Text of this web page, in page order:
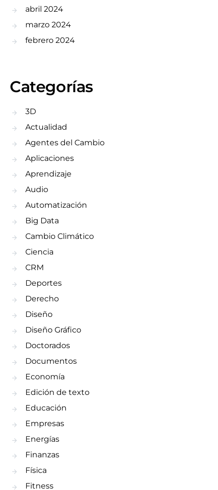
abril 2024
marzo 2024
febrero 2024
Categorías
3D
Actualidad
Agentes del Cambio
Aplicaciones
Aprendizaje
Audio
Automatización
Big Data
Cambio Climático
Ciencia
CRM
Deportes
Derecho
Diseño
Diseño Gráfico
Doctorados
Documentos
Economía
Edición de texto
Educación
Empresas
Energías
Finanzas
Física
Fitness